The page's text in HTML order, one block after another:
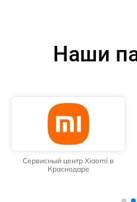
Наши
Сервисный центр Xiaomi в
Краснодаре